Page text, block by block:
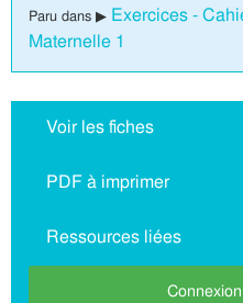
Paru dans ▶ Exercices -
Maternelle 1
Voir les fiches
PDF à imprimer
Ressources liées